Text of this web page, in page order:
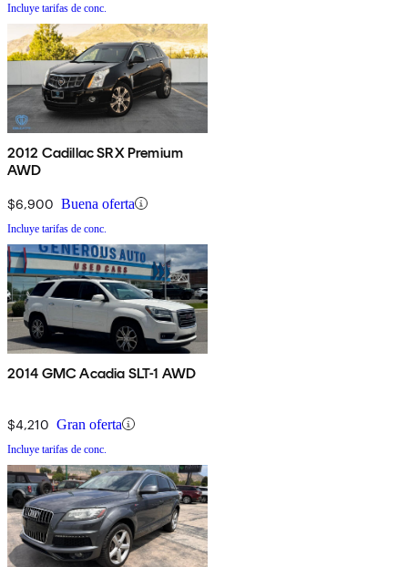
Incluye tarifas de conc.
2012 Cadillac SRX Premium
AWD
$6,900 Buena oferta
Incluye tarifas de conc.
2014 GMC Acadia SLT-1 AWD
$4,210 Gran oferta
Incluye tarifas de conc.